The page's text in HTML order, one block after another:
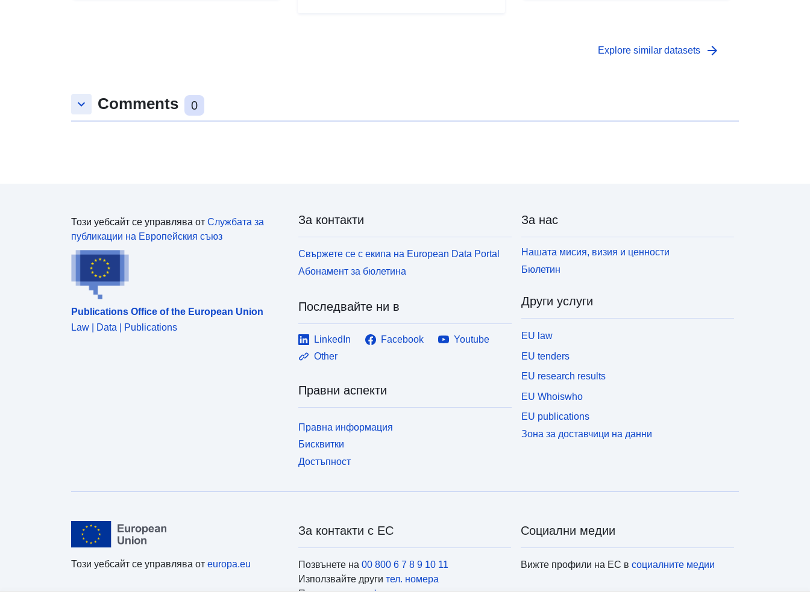
Explore similar datasets arrow_forward
keyboard_arrow_down Comments 0
Този уебсайт се управлява от Службата за
публикации на Европейския съюз
Publications Office of the European Union
Law | Data | Publications
За контакти
Свържете се с екипа на European Data Portal
Абонамент за бюлетина
Последвайте ни в
LinkedIn Facebook
Youtube
Other
Правни аспекти
Правна информация
Бисквитки
Достъпност
За нас
Нашата мисия, визия и ценности
Бюлетин
Други услуги
EU law
EU tenders
EU research results
EU Whoiswho
EU publications
Зона за доставчици на данни
Този уебсайт се управлява от europa.eu
За контакти с ЕС
Позвънете на 00 800 6 7 8 9 10 11
Използвайте други тел. номера
Социални медии
Вижте профили на ЕС всоциалните медии